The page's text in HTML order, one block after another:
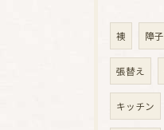
襖 障子
張替え
キッチン